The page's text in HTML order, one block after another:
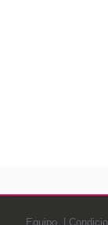
Equipo